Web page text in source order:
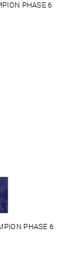
PHASE 6
PHASE 6